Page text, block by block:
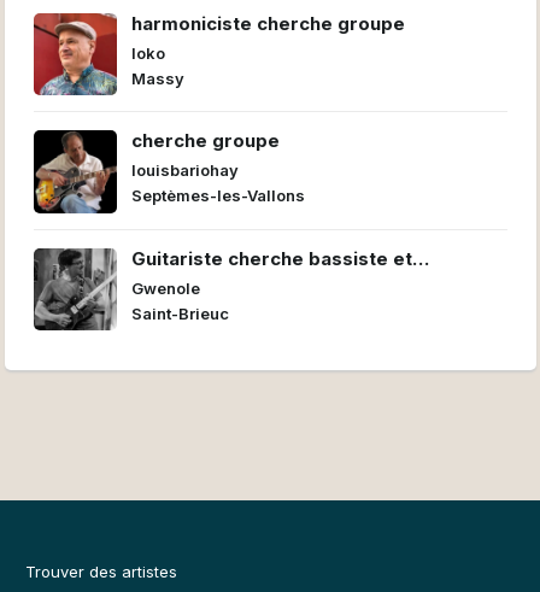
harmoniciste cherche groupe
loko
Massy
cherche groupe
louisbariohay
Septèmes-les-Vallons
Guitariste cherche bassiste et
batteur/euse pour former un power trio
Gwenole
Saint-Brieuc
Trouver des artistes